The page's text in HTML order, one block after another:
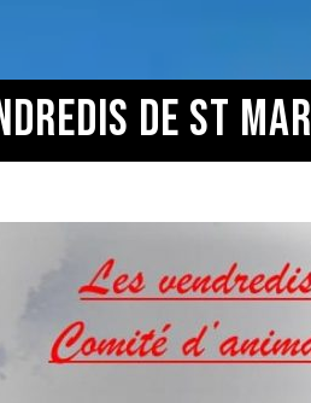
DE ST